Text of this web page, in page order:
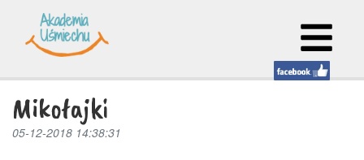
Mikołajki
05-12-2018 14:38:31